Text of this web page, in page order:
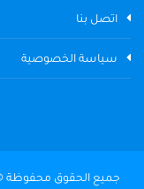
اتصل بنا
سياسة الخصوصية